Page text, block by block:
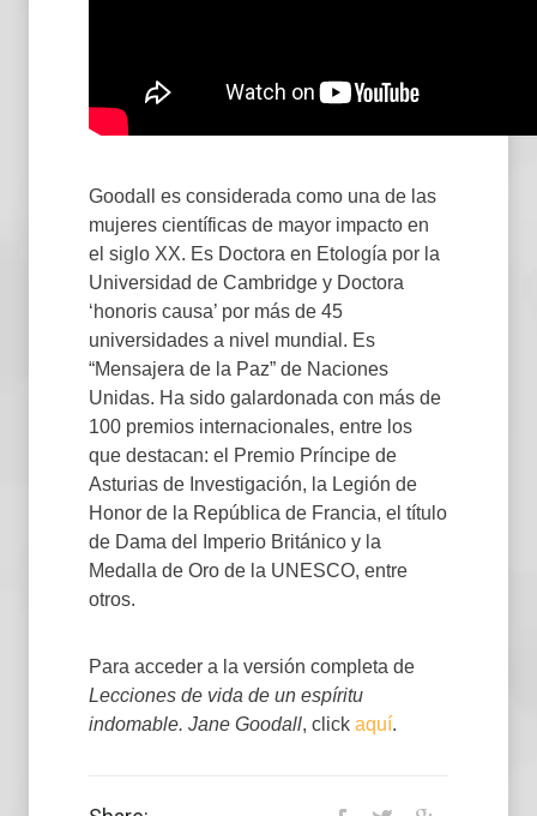
Goodall es considerada como una de las
mujeres científicas de mayor impacto en
el siglo XX. Es Doctora en Etología por la
Universidad de Cambridge y Doctora
‘honoris causa’ por más de 45
universidades a nivel mundial. Es
“Mensajera de la Paz” de Naciones
Unidas. Ha sido galardonada con más de
100 premios internacionales, entre los
que destacan: el Premio Príncipe de
Asturias de Investigación, la Legión de
Honor de la República de Francia, el título
de Dama del Imperio Británico y la
Medalla de Oro de la UNESCO, entre
otros.
Para acceder a la versión completa de
Lecciones de vida de un espíritu
indomable. Jane Goodall, click aquí.